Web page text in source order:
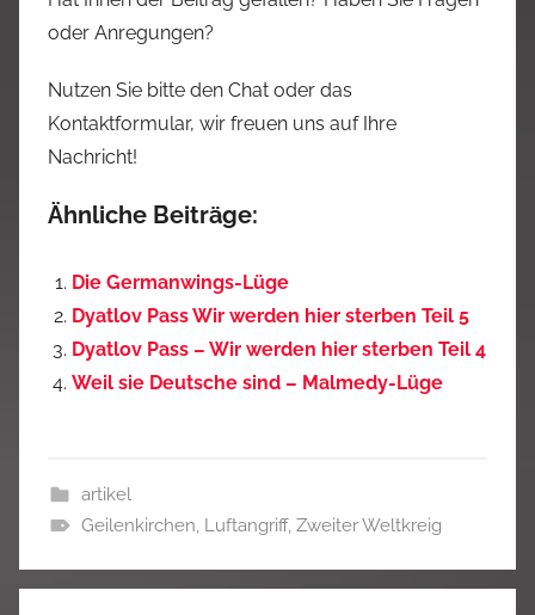
oder Anregungen?
Nutzen Sie bitte den Chat oder das
Kontaktformular, wir freuen uns auf Ihre
Nachricht!
Ähnliche Beiträge:
Die Germanwings-Lüge
Dyatlov Pass Wir werden hier sterben Teil 5
Dyatlov Pass – Wir werden hier sterben Teil 4
Weil sie Deutsche sind – Malmedy-Lüge
artikel
Geilenkirchen, Luftangriff, Zweiter Weltkreig